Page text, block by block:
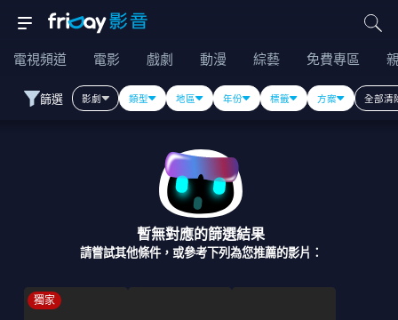
電視頻道 電影 戲劇 動漫 綜藝 免費專區
篩選 影劇 類型 地區 年份 標籤 方案 全部清
暫無對應的篩選結果
請嘗試其他條件，或參考下列為您推薦的影片：
獨家